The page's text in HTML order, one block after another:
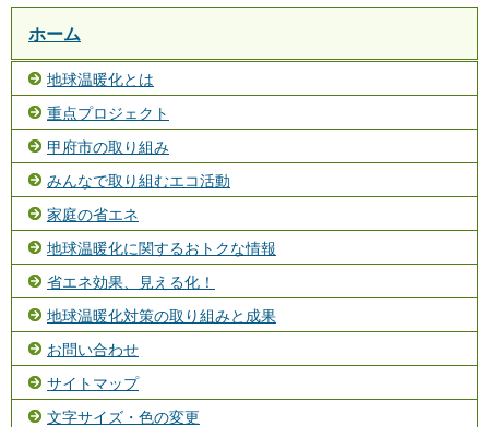
ホーム
地球温暖化とは
重点プロジェクト
甲府市の取り組み
みんなで取り組むエコ活動
家庭の省エネ
地球温暖化に関するおトクな情報
省エネ効果、見える化！
地球温暖化対策の取り組みと成果
お問い合わせ
サイトマップ
文字サイズ・色の変更